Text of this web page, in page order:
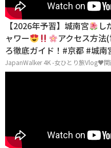
【2026年予習】城南宮 し
ャワー
アクセス方法
ろ徹底ガイド！#京都 #城南
JapanWalker 4K -女ひとり旅Vlog♥